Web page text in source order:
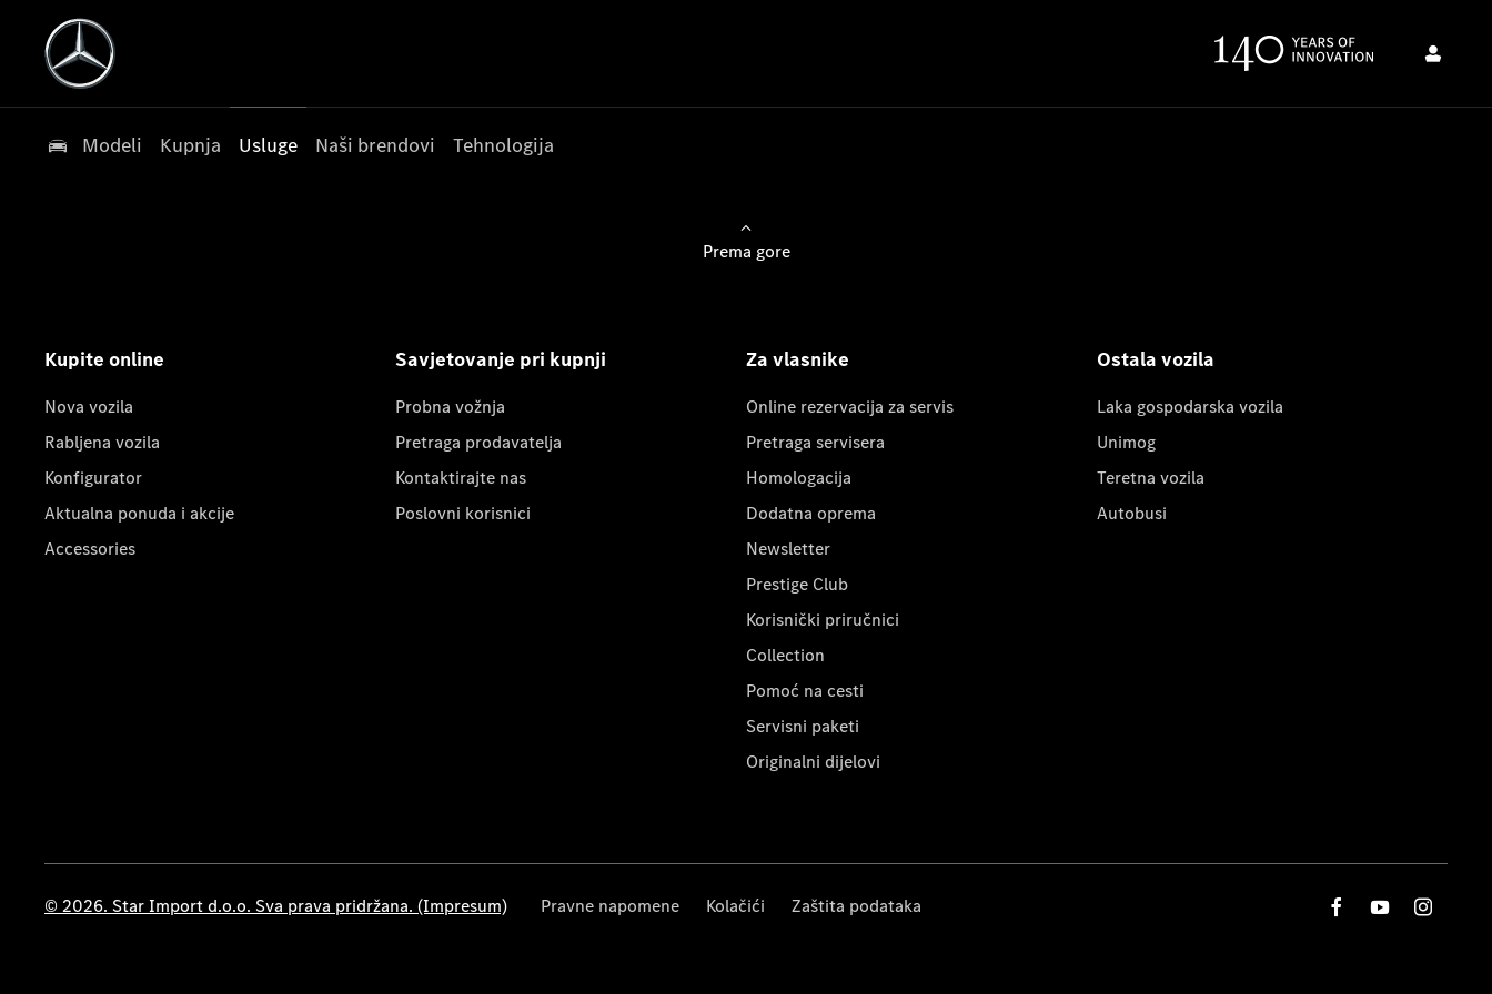
Modeli Kupnja Usluge Naši brendovi Tehnologija
Prema gore
Kupite online
Nova vozila
Rabljena vozila
Konfigurator
Aktualna ponuda i akcije
Accessories
Savjetovanje pri kupnji
Probna vožnja
Pretraga prodavatelja
Kontaktirajte nas
Poslovni korisnici
Za vlasnike
Online rezervacija za servis
Pretraga servisera
Homologacija
Dodatna oprema
Newsletter
Prestige Club
Korisnički priručnici
Collection
Pomoć na cesti
Servisni paketi
Originalni dijelovi
Ostala vozila
Laka gospodarska vozila
Unimog
Teretna vozila
Autobusi
© 2026. Star Import d.o.o. Sva prava pridržana. (Impresum) Pravne napomene Kolačići Zaštita podataka